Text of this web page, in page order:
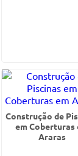
Construção de
em Coberturas
Araras